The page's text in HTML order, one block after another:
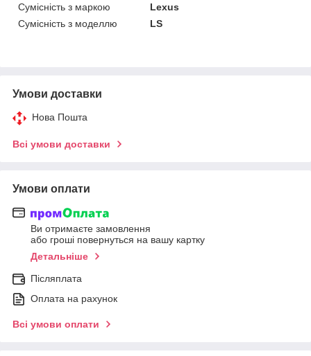
Сумісність з маркою
Lexus
Сумісність з моделлю
LS
Умови доставки
Нова Пошта
Всі умови доставки
Умови оплати
Ви отримаєте замовлення
або гроші повернуться на вашу картку
Детальніше
Післяплата
Оплата на рахунок
Всі умови оплати